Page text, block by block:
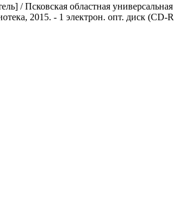
/ Псковская областная
2015. - 1 электрон. опт. диск